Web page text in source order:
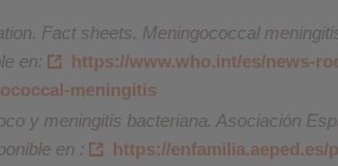
Fact sheets. Meningococcal
en:
https://www.who.int/es/news-
meningitis
y meningitis bacteriana. Asociación
en :
https://